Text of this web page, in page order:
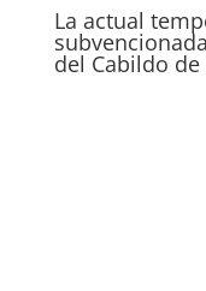
La actual
del Cabildo de